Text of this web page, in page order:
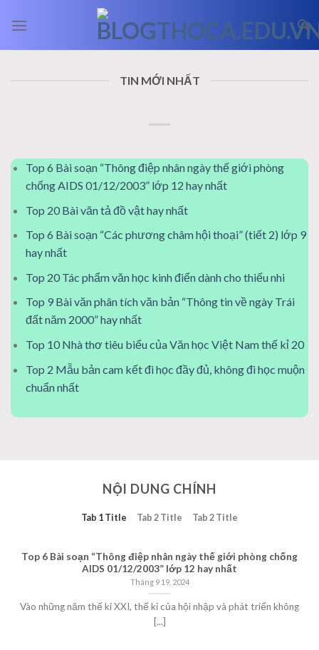
TIN MỚI NHẤT
Top 6 Bài soạn “Thông điệp nhân ngày thế giới phòng
chống AIDS 01/12/2003” lớp 12 hay nhất
Top 20 Bài văn tả đồ vật hay nhất
Top 6 Bài soạn “Các phương châm hội thoại” (tiết 2) lớp 9
hay nhất
Top 20 Tác phẩm văn học kinh điển dành cho thiếu nhi
Top 9 Bài văn phân tích văn bản “Thông tin về ngày Trái
đất năm 2000” hay nhất
Top 10 Nhà thơ tiêu biểu của Văn học Việt Nam thế kỉ 20
Top 2 Mẫu bản cam kết đi học đầy đủ, không đi học muộn
chuẩn nhất
NỘI DUNG CHÍNH
Tab 1 Title Tab 2 Title Tab 2 Title
Top 6 Bài soạn “Thông điệp nhân ngày thế giới phòng chống
AIDS 01/12/2003” lớp 12 hay nhất
Tháng 9 19, 2024
Vào những năm thế kỉ XXI, thế kỉ của hội nhập và phát triển không
[...]